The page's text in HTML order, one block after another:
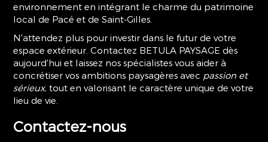
environnement en intégrant le charme du patrimoine
local de Pacé et de Saint-Gilles.
N'attendez plus pour investir dans le futur de votre
espace extérieur. Contactez BETULA PAYSAGE dès
aujourd'hui et laissez nos spécialistes vous aider à
concrétiser vos ambitions paysagères avec passion et
sérieux, tout en valorisant le caractère unique de votre
lieu de vie.
Contactez-nous